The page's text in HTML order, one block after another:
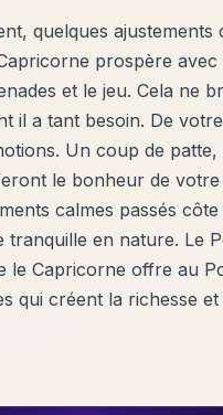
quelques
prospère avec
et le jeu. Cela ne
il a tant besoin. De
Un coup de
le bonheur de votre
calmes passés
en nature. Le
le Capricorne offre au
qui créent la richesse